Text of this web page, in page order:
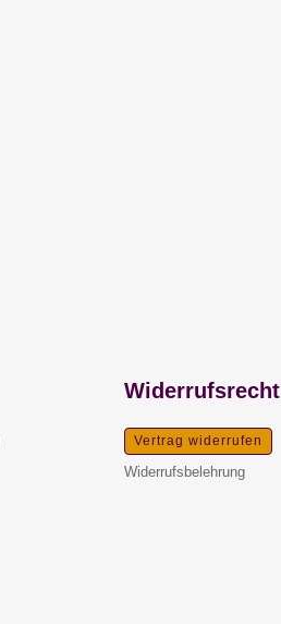
Widerrufsrecht
Vertrag widerrufen
Widerrufsbelehrung